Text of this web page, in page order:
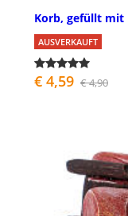
Korb, gefüllt mit
AUSVERKAUFT
€ 4,59 € 4,90